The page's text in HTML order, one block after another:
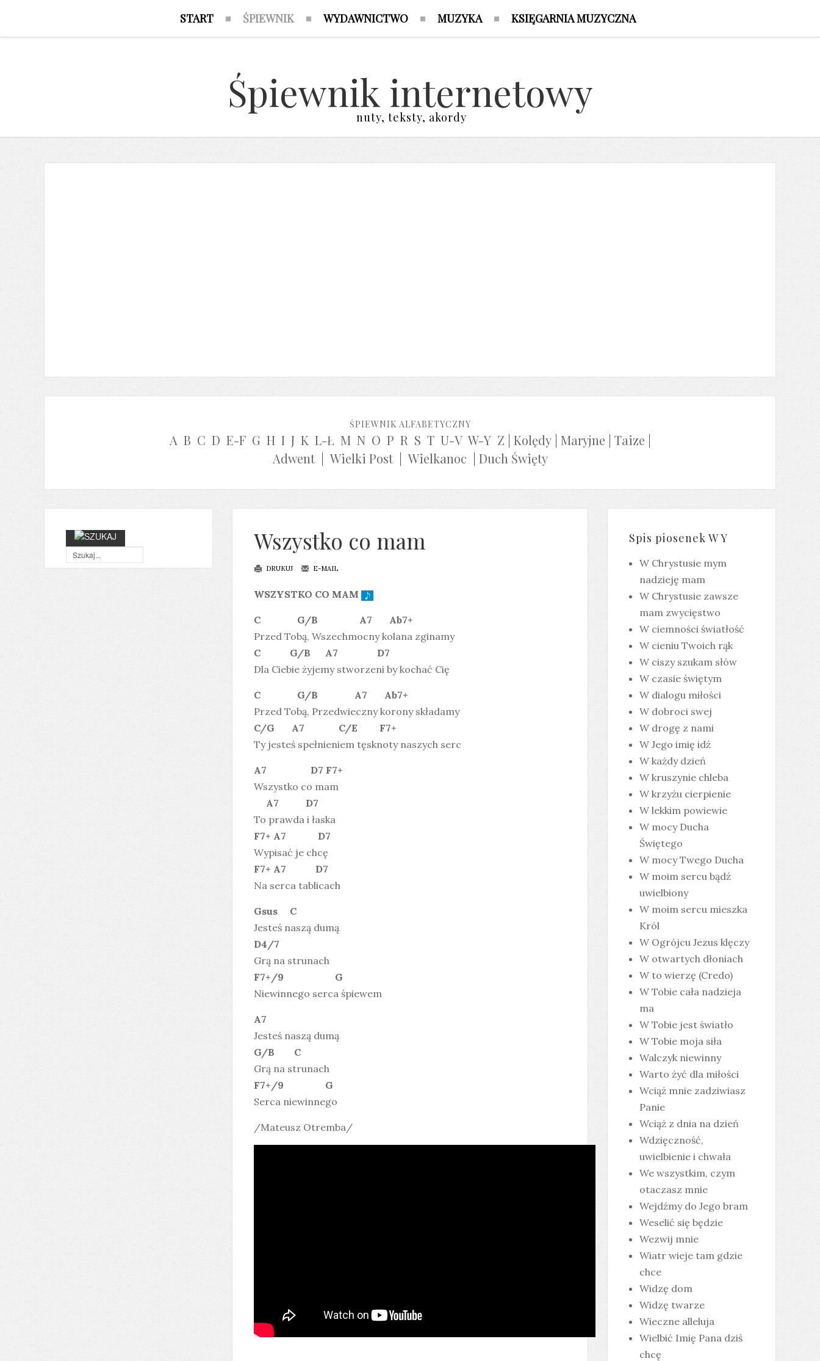
START ŚPIEWNIK WYDAWNICTWO MUZYKA KSIĘGARNIA MUZYCZNA
Śpiewnik internetowy
nuty, teksty, akordy
ŚPIEWNIK ALFABETYCZNY
A B C D E-F G H I J K L-Ł M N O P R S T U-V W-Y Z Kolędy| Maryjne Taize
Adwent| Wielki Post| Wielkanoc Duch Święty
Wszystko co mam
DRUKUJ E-MAIL
WSZYSTKO CO MAM
C G/B A7 Ab7+
Przed Tobą, Wszechmocny kolana zginamy
C G/B A7 D7
Dla Ciebie żyjemy stworzeni by kochać Cię
C G/B A7 Ab7+
Przed Tobą, Przedwieczny korony składamy
C/G A7 C/E F7+
Ty jesteś spełnieniem tęsknoty naszych serc
A7 D7 F7+
Wszystko co mam
A7 D7
To prawda i łaska
F7+ A7 D7
Wypisać je chcę
F7+ A7 D7
Na serca tablicach
Gsus C
Jesteś naszą dumą
D4/7
Grą na strunach
F7+/9 G
Niewinnego serca śpiewem
A7
Jesteś naszą dumą
G/B C
Grą na strunach
F7+/9 G
Serca niewinnego
/Mateusz Otremba/
Spis piosenek W Y
W Chrystusie mym
nadzieję mam
W Chrystusie zawsze
mam zwycięstwo
W ciemności światłość
W cieniu Twoich rąk
W ciszy szukam słów
W czasie świętym
W dialogu miłości
W dobroci swej
W drogę z nami
W Jego imię idź
W każdy dzień
W kruszynie chleba
W krzyżu cierpienie
W lekkim powiewie
W mocy Ducha
Świętego
W mocy Twego Ducha
W moim sercu bądź
uwielbiony
W moim sercu mieszka
Król
W Ogrójcu Jezus klęczy
W otwartych dłoniach
W to wierzę (Credo)
W Tobie cała nadzieja
ma
W Tobie jest światło
W Tobie moja siła
Walczyk niewinny
Warto żyć dla miłości
Wciąż mnie zadziwiasz
Panie
Wciąż z dnia na dzień
Wdzięczność,
uwielbienie i chwała
We wszystkim, czym
otaczasz mnie
Wejdźmy do Jego bram
Weselić się będzie
Wezwij mnie
Wiatr wieje tam gdzie
chce
Widzę dom
Widzę twarze
Wieczne alleluja
Wielbić Imię Pana dziś
chcę